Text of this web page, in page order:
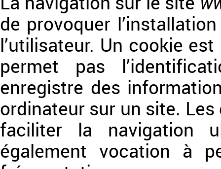
de provoquer
l’utilisateur. Un cookie
permet pas
enregistre des
ordinateur sur un site.
faciliter la navigation
également vocation à